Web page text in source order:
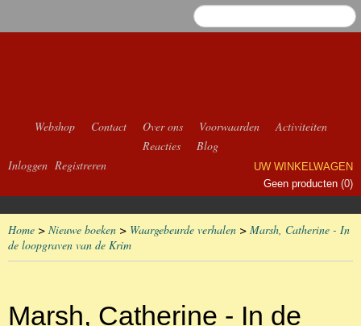
Webshop Contact Over ons Voorwaarden
Activiteiten
Reacties
Blog
Inloggen Registreren
UW WINKELWAGEN
Geen producten (0)
Home > Nieuwe boeken > Waargebeurde verhalen > Marsh, Catherine - In
de loopgraven van de Krim